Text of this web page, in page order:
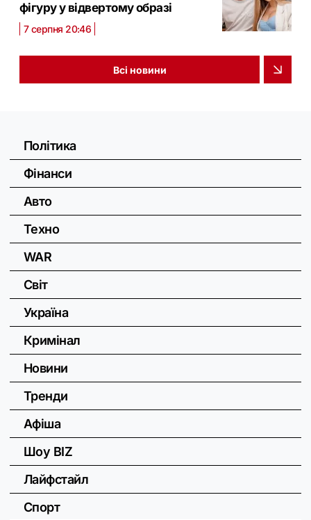
фігуру у відвертому образі
7 серпня 20:46
Всі новини
Політика
Фінанси
Авто
Техно
WAR
Світ
Україна
Кримінал
Новини
Тренди
Афіша
Шоу BIZ
Лайфстайл
Спорт